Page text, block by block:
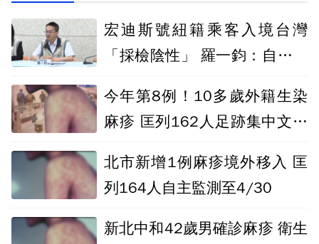
宏迪斯號紐籍乘客入境台灣
「採檢陰性」 羅一鈞：自主管
今年第8例！10多歲外籍生染
麻疹 匡列162人足跡集中文化
北市新增1例麻疹境外移入 匡
列164人自主監測至4/30
新北中和42歲男確診麻疹 衛生